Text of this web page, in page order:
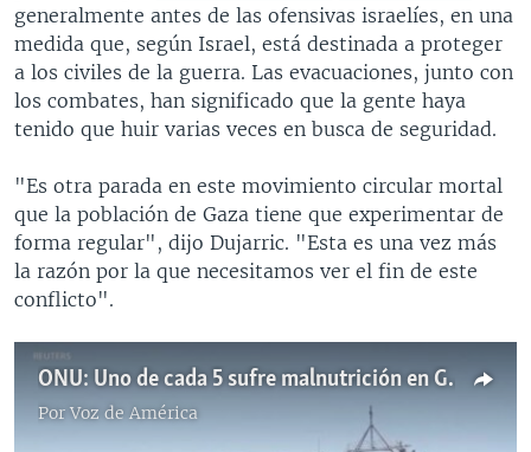
generalmente antes de las ofensivas israelíes, en una
medida que, según Israel, está destinada a proteger
a los civiles de la guerra. Las evacuaciones, junto con
los combates, han significado que la gente haya
tenido que huir varias veces en busca de seguridad.
"Es otra parada en este movimiento circular mortal
que la población de Gaza tiene que experimentar de
forma regular", dijo Dujarric. "Esta es una vez más
la razón por la que necesitamos ver el fin de este
conflicto".
ONU: Uno de cada 5 sufre malnutrición en Gaza
Por Voz de América